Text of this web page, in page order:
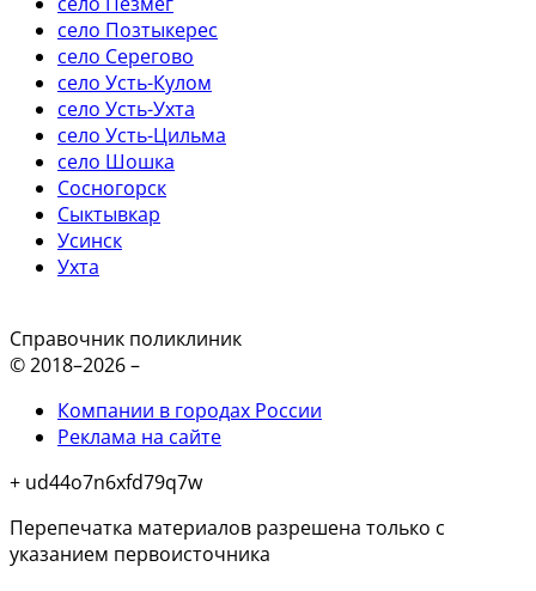
село Позтыкерес
село Серегово
село Усть-Кулом
село Усть-Ухта
село Усть-Цильма
село Шошка
Сосногорск
Сыктывкар
Усинск
Ухта
Справочник поликлиник
© 2018–2026 –
Компании в городах России
Реклама на сайте
+ ud44o7n6xfd79q7w
Перепечатка материалов разрешена только с
указанием первоисточника